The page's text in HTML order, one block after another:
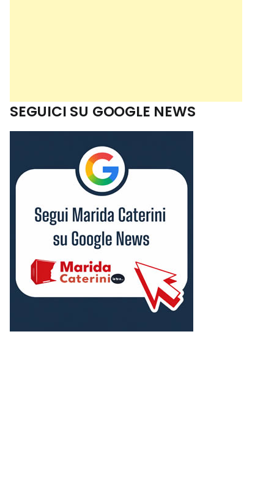
SEGUICI SU GOOGLE NEWS